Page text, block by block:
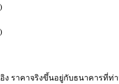
ง ราคาจริงขึ้นอยู่กับธนาคารที่ท่